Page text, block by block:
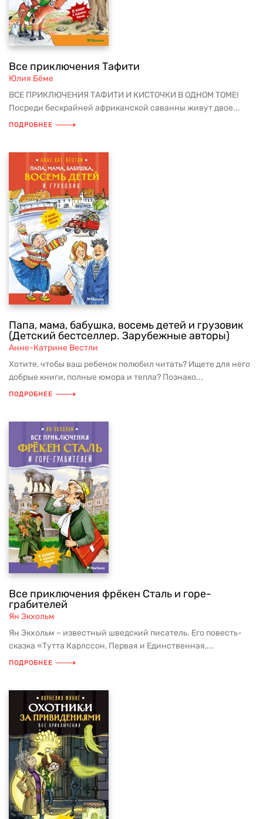
Все приключения Тафити
Юлия Бёме
ВСЕ ПРИКЛЮЧЕНИЯ ТАФИТИ И КИСТОЧКИ В ОДНОМ ТОМЕ!
Посреди бескрайней африканской саванны живут двое...
ПОДРОБНЕЕ
Папа, мама, бабушка, восемь детей и грузовик
(Детский бестселлер. Зарубежные авторы)
Анне-Катрине Вестли
Хотите, чтобы ваш ребенок полюбил читать? Ищете для него
добрые книги, полные юмора и тепла? Познако...
ПОДРОБНЕЕ
Все приключения фрёкен Сталь и горе-
грабителей
Ян Экхольм
Ян Экхольм – известный шведский писатель. Его повесть-
сказка «Тутта Карлссон, Первая и Единственная,...
ПОДРОБНЕЕ